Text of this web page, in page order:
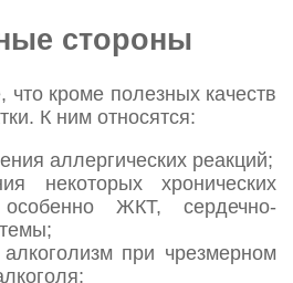
стороны
кроме полезных качеств
К ним относятся:
аллергических реакций;
некоторых хронических
особенно ЖКТ, сердечно-
при чрезмерном